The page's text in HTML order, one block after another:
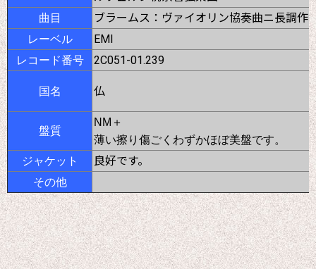
曲目 ブラームス：ヴァイオリン協奏曲ニ長調作
レーベル EMI
レコード番号 2C051-01.239
国名 仏
盤質
NM＋
薄い擦り傷ごくわずかほぼ美盤です。
ジャケット
良好です。
その他